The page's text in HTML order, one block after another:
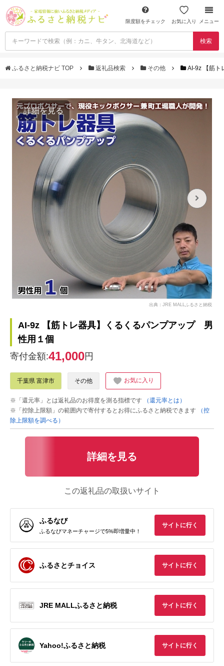
限度額をチェック お気に入り メニュー
検索
ふるさと納税ナビ TOP 返礼品検索 その他 AI-9z 【筋ト
詳細を見る
出典：JRE MALLふるさと納税
AI-9z 【筋トレ器具】くるくるパンプアップ 男
性用１個
寄付金額:41,000円
千葉県 富津市 その他 お気に入り
※「還元率」とは返礼品のお得度を測る指標です
（還元率とは）
※「控除上限額」の範囲内で寄付するとお得にふるさと納税できます
（控
除上限額を調べる）
詳細を見る
この返礼品の取扱いサイト
ふるなび
ふるなびマネーチャージで5%即増量中！
サイトに行く
ふるさとチョイス サイトに行く
JRE MALLふるさと納税 サイトに行く
Yahoo!ふるさと納税 サイトに行く